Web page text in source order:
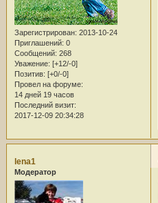
Зарегистрирован: 2013-10-24
Приглашений: 0
Сообщений: 268
Уважение: [+12/-0]
Позитив: [+0/-0]
Провел на форуме:
14 дней 19 часов
Последний визит:
2017-12-09 20:34:28
lena1
Модератор